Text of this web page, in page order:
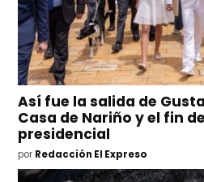
Así fue la salida de
Casa de Nariño y el fin
presidencial
por Redacción El Expreso